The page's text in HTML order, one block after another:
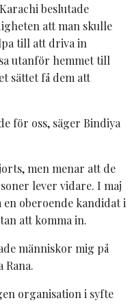
beslutade
att man skulle
till att driva in
utanför hemmet till
sättet få dem att
för oss, säger Bindiya
men menar att de
lever vidare. I maj
en oberoende kandidat i
att komma in.
människor mig på
Rana.
organisation i syfte